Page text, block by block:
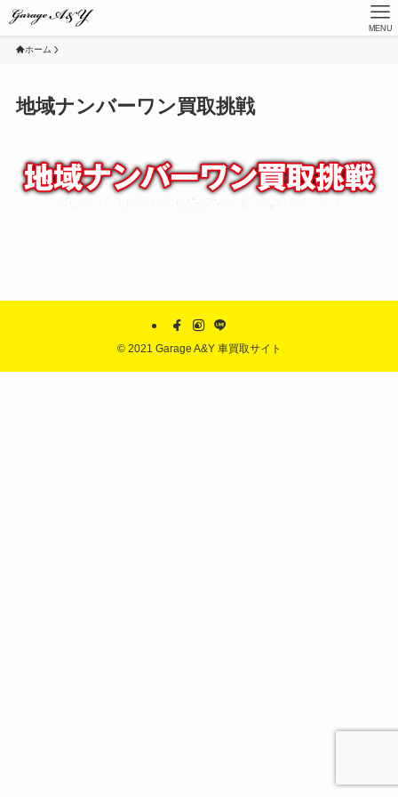
MENU
ホーム
地域ナンバーワン買取挑戦
©2021 Garage A&Y 車買取サイト